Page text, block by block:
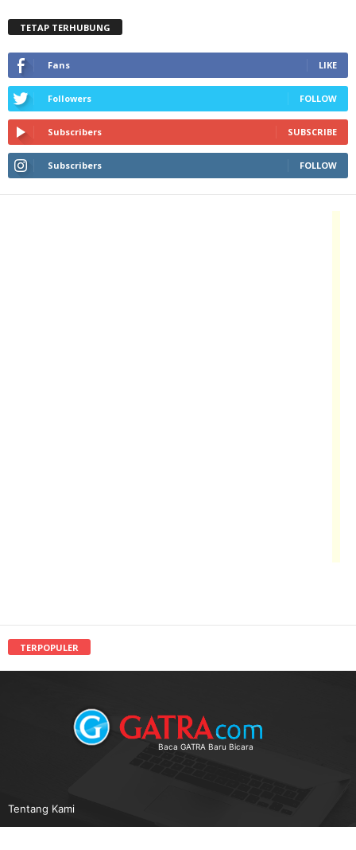
TETAP TERHUBUNG
Fans LIKE
Followers FOLLOW
Subscribers SUBSCRIBE
Subscribers FOLLOW
TERPOPULER
Baca GATRA Baru Bicara
Tentang Kami